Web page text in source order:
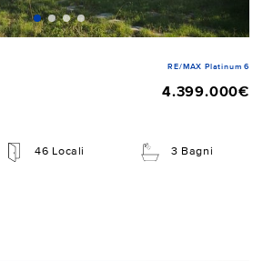
RE/MAX Platinum 6
4.399.000€
46 Locali 3 Bagni